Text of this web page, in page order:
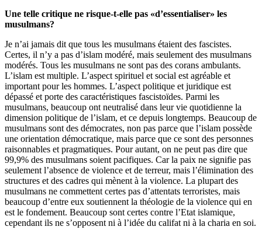
Une telle critique ne risque-t-elle pas «d’essentialiser» les
musulmans?
Je n’ai jamais dit que tous les musulmans étaient des fascistes.
Certes, il n’y a pas d’islam modéré, mais seulement des musulmans
modérés. Tous les musulmans ne sont pas des corans ambulants.
L’islam est multiple. L’aspect spirituel et social est agréable et
important pour les hommes. L’aspect politique et juridique est
dépassé et porte des caractéristiques fascistoïdes. Parmi les
musulmans, beaucoup ont neutralisé dans leur vie quotidienne la
dimension politique de l’islam, et ce depuis longtemps. Beaucoup de
musulmans sont des démocrates, non pas parce que l’islam possède
une orientation démocratique, mais parce que ce sont des personnes
raisonnables et pragmatiques. Pour autant, on ne peut pas dire que
99,9% des musulmans soient pacifiques. Car la paix ne signifie pas
seulement l’absence de violence et de terreur, mais l’élimination des
structures et des cadres qui mènent à la violence. La plupart des
musulmans ne commettent certes pas d’attentats terroristes, mais
beaucoup d’entre eux soutiennent la théologie de la violence qui en
est le fondement. Beaucoup sont certes contre l’Etat islamique,
cependant ils ne s’opposent ni à l’idée du califat ni à la charia en soi.